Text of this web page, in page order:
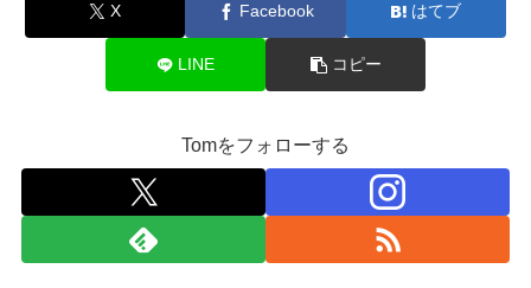
X Facebook はてブ
LINE コピー
Tomをフォローする